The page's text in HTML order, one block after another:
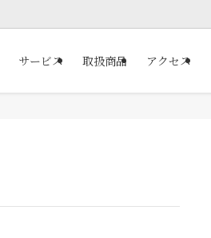
サービス 取扱商品 アクセス